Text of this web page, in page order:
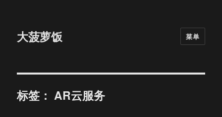
大菠萝饭 菜单
标签：AR云服务